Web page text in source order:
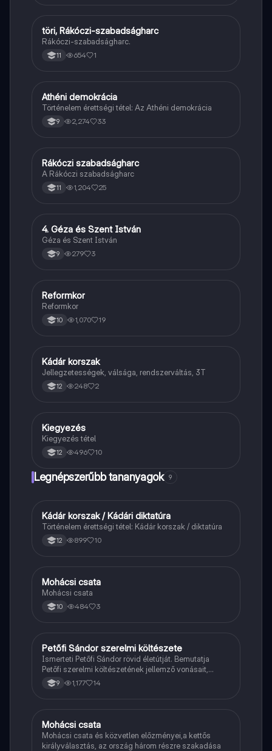
Töri
töri, Rákóczi-szabadságharc
Rákóczi-szabadságharc.
11 654 1
Töri
Athéni demokrácia
Történelem érettségi tétel: Az Athéni demokrácia
9 2,274 33
Töri
Rákóczi szabadságharc
A Rákóczi szabadságharc
11 1,204 25
Töri
4. Géza és Szent István
Géza és Szent István
9 279 3
Töri
Reformkor
Reformkor
10 1,070 19
Töri
Kádár korszak
Jellegzetességek, válsága, rendszerváltás, 3T
12 248 2
Töri
Kiegyezés
Kiegyezés tétel
12 496 10
Legnépszerűbb tananyagok 9
Töri
Kádár korszak / Kádári diktatúra
Történelem érettségi tétel: Kádár korszak / diktatúra
12 899 10
Magyar
Mohácsi csata
Mohácsi csata
10 484 3
Magyar
Petőfi Sándor szerelmi költészete
Ismerteti Petőfi Sándor rövid életútját. Bemutatja
Petőfi szerelmi költészetének jellemző vonásait,
vereseinek ihletőit és külön kitér a hitvesi
költészetére.
9 1,177 14
Töri
Mohácsi csata
Mohácsi csata és közvetlen előzményei,a kettős
királyválasztás, az ország három részre szakadása